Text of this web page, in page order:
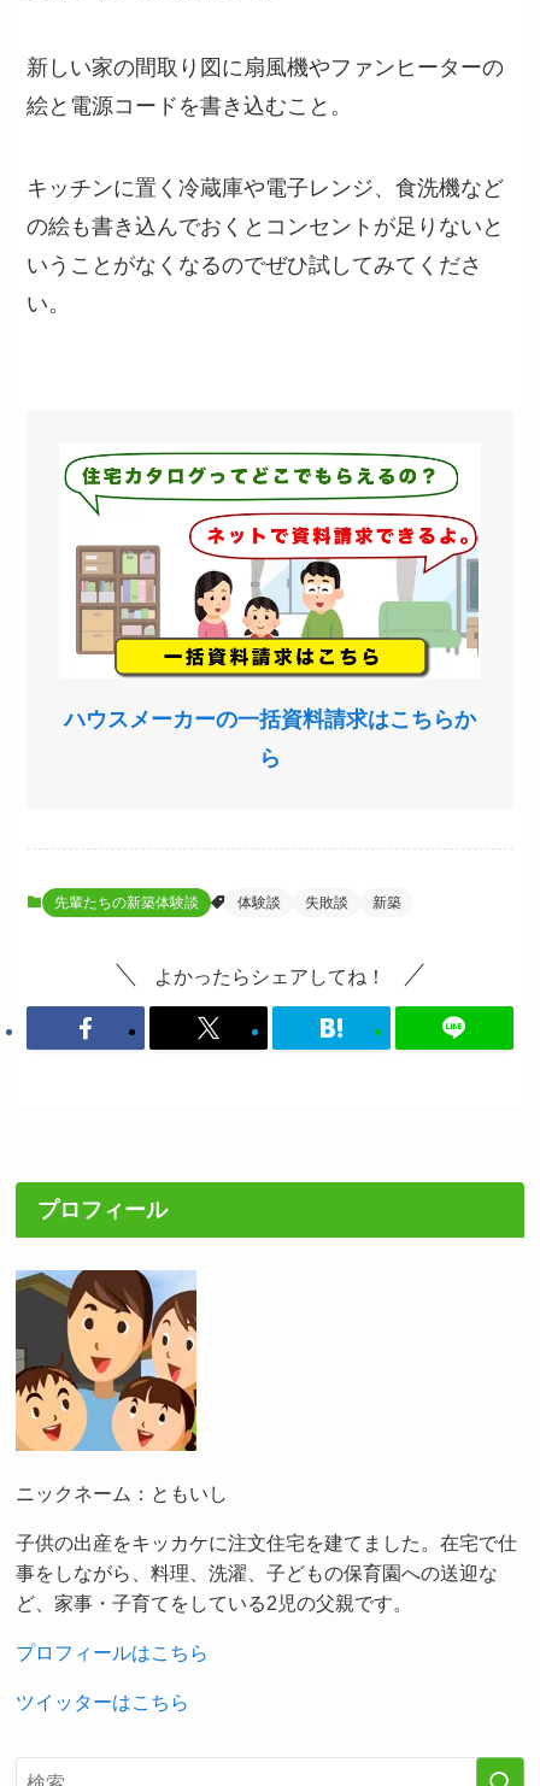
新しい家の間取り図に扇風機やファンヒーターの
絵と電源コードを書き込むこと。
キッチンに置く冷蔵庫や電子レンジ、食洗機など
の絵も書き込んでおくとコンセントが足りないと
いうことがなくなるのでぜひ試してみてくださ
い。
ハウスメーカーの一括資料請求はこちらか
ら
先輩たちの新築体験談 体験談 失敗談 新築
よかったらシェアしてね！
プロフィール
ニックネーム：ともいし
子供の出産をキッカケに注文住宅を建てました。在宅で仕
事をしながら、料理、洗濯、子どもの保育園への送迎な
ど、家事・子育てをしている2児の父親です。
プロフィールはこちら
ツイッターはこちら